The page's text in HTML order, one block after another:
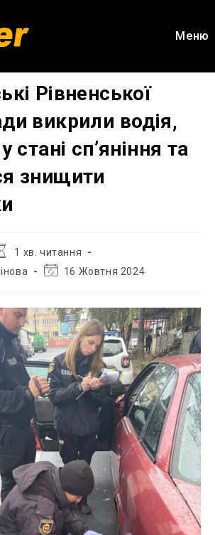
Меню
Рівненської
викрили водія,
стані сп’яніння та
знищити
1 хв. читання
Остання16 Жовтня 2024